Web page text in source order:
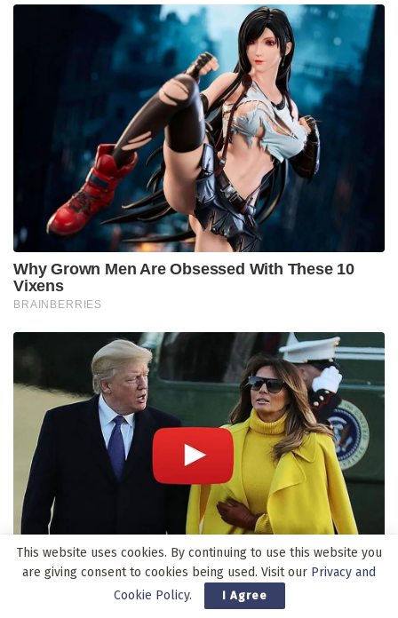
This website uses cookies. By continuing to use this website you
are giving consent to cookies being used. Visit our Privacy and
Cookie Policy. I Agree